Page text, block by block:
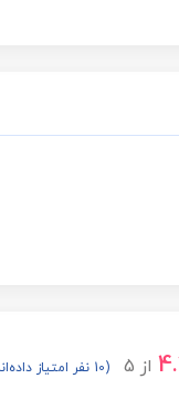
از 5 (10 نفر امتیاز داده‌اند.)